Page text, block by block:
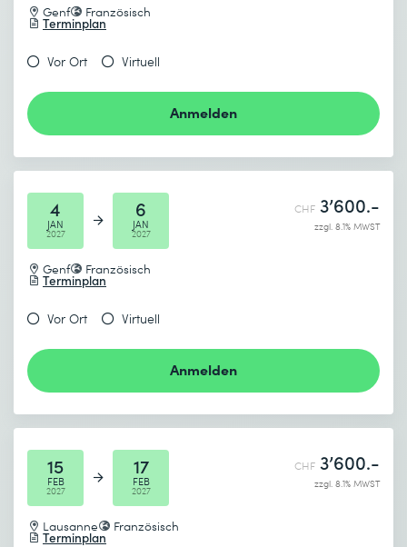
Genf Französisch
Terminplan
Vor Ort Virtuell
Anmelden
4
JAN
2027
6
JAN
2027
Genf Französisch
Terminplan
CHF 3’600.-
zzgl. 8.1% MWST
Vor Ort Virtuell
Anmelden
15
FEB
2027
17
FEB
2027
Lausanne Französisch
Terminplan
CHF 3’600.-
zzgl. 8.1% MWST